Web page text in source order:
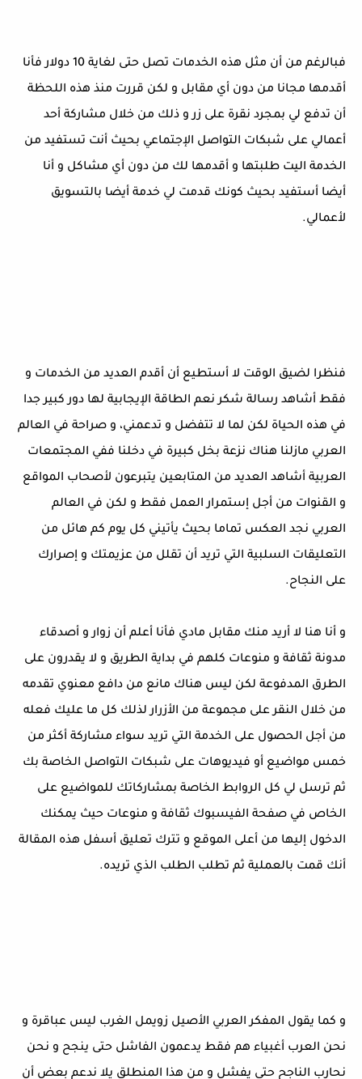
فبالرغم من أن مثل هذه الخدمات تصل حتى لغاية 10 دولار فأنا
أقدمها مجانا من دون أي مقابل و لكن قررت منذ هذه اللحظة
أن تدفع لي بمجرد نقرة على زر و ذلك من خلال مشاركة أحد
أعمالي على شبكات التواصل الإجتماعي بحيث أنت تستفيد من
الخدمة اليت طلبتها و أقدمها لك من دون أي مشاكل و أنا
أيضا أستفيد بحيث كونك قدمت لي خدمة أيضا بالتسويق
لأعمالي.
فنظرا لضيق الوقت لا أستطيع أن أقدم العديد من الخدمات و
فقط أشاهد رسالة شكر نعم الطاقة الإيجابية لها دور كبير جدا
في هذه الحياة لكن لما لا تتفضل و تدعمني، و صراحة في العالم
العربي مازلنا هناك نزعة بخل كبيرة في دخلنا ففي المجتمعات
العربية أشاهد العديد من المتابعين يتبرعون لأصحاب المواقع
و القنوات من أجل إستمرار العمل فقط و لكن في العالم
العربي نجد العكس تماما بحيث يأتيني كل يوم كم هائل من
التعليقات السلبية التي تريد أن تقلل من عزيمتك و إصرارك
على النجاح.
و أنا هنا لا أريد منك مقابل مادي فأنا أعلم أن زوار و أصدقاء
مدونة ثقافة و منوعات كلهم في بداية الطريق و لا يقدرون على
الطرق المدفوعة لكن ليس هناك مانع من دافع معنوي تقدمه
من خلال النقر على مجموعة من الأزرار لذلك كل ما عليك فعله
من أجل الحصول على الخدمة التي تريد سواء مشاركة أكثر من
خمس مواضيع أو فيديوهات على شبكات التواصل الخاصة بك
ثم ترسل لي كل الروابط الخاصة بمشاركاتك للمواضيع على
الخاص في صفحة الفيسبوك ثقافة و منوعات حيث يمكنك
الدخول إليها من أعلى الموقع و تترك تعليق أسفل هذه المقالة
أنك قمت بالعملية ثم تطلب الطلب الذي تريده.
و كما يقول المفكر العربي الأصيل زويمل الغرب ليس عباقرة و
نحن العرب أغبياء هم فقط يدعمون الفاشل حتى ينجح و نحن
نحارب الناجح حتى يفشل و من هذا المنطلق يلا ندعم بعض أن